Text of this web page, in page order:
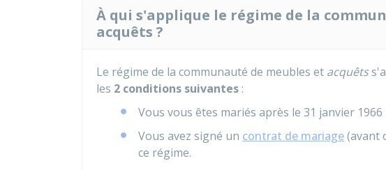
À qui s'applique le régime de la
acquêts ?
Le régime de la communauté de meubles et acquêts
les 2 conditions suivantes :
Vous vous êtes mariés après le 31 janvier 1966
Vous avez signé un contrat de mariage(avant
ce régime.